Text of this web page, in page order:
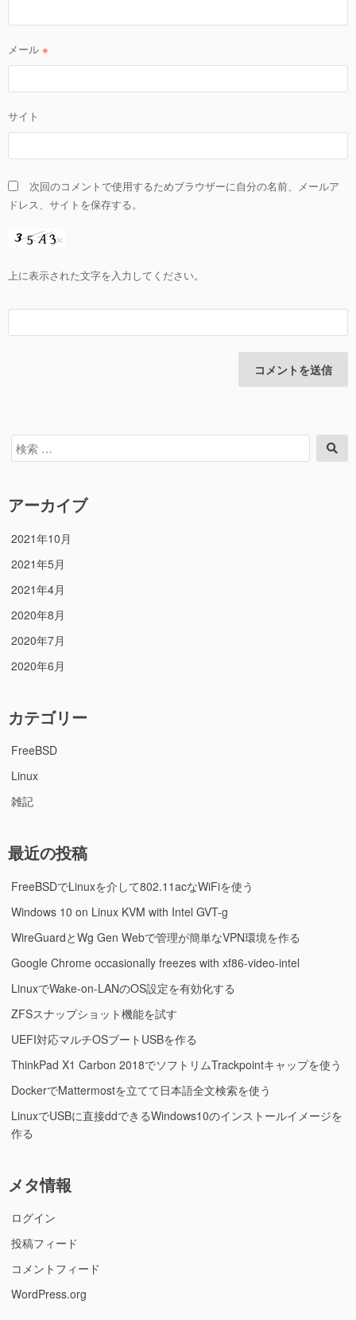
メール ※
サイト
次回のコメントで使用するためブラウザーに自分の名前、メールア
ドレス、サイトを保存する。
上に表示された文字を入力してください。
検
索
索
アーカイブ
2021年10月
2021年5月
2021年4月
2020年8月
2020年7月
2020年6月
カテゴリー
FreeBSD
Linux
雑記
最近の投稿
FreeBSDでLinuxを介して802.11acなWiFiを使う
Windows 10 on Linux KVM with Intel GVT-g
WireGuardとWg Gen Webで管理が簡単なVPN環境を作る
Google Chrome occasionally freezes with xf86-video-intel
LinuxでWake-on-LANのOS設定を有効化する
ZFSスナップショット機能を試す
UEFI対応マルチOSブートUSBを作る
ThinkPad X1 Carbon 2018でソフトリムTrackpointキャップを使う
DockerでMattermostを立てて日本語全文検索を使う
LinuxでUSBに直接ddできるWindows10のインストールイメージを
作る
メタ情報
ログイン
投稿フィード
コメントフィード
WordPress.org